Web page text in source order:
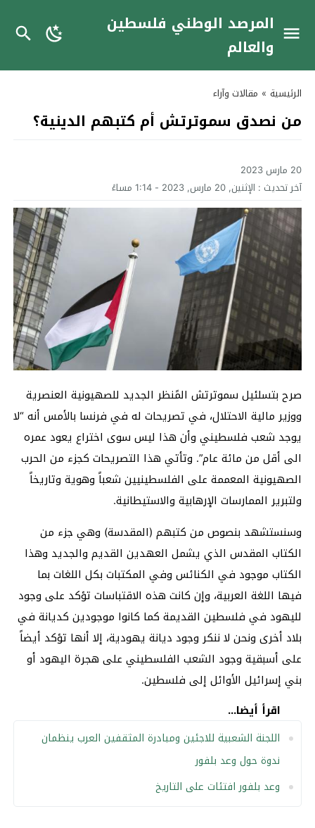
المرصد الوطني فلسطين
والعالم
الرئيسية » مقالات وآراء
من نصدق سموترتش أم كتبهم الدينية؟
20 مارس 2023
آخر تحديث : الإثنين, 20 مارس, 2023 - 1:14 مساءً
صرح بتسلئيل سموترتش المًنظر الجديد للصهيونية العنصرية
ووزير مالية الاحتلال، في تصريحات له في فرنسا بالأمس أنه “لا
يوجد شعب فلسطيني وأن هذا ليس سوى اختراع يعود عمره
الى أقل من مائة عام”. وتأتي هذا التصريحات كجزء من الحرب
الصهيونية المعممة على الفلسطينيين شعباً وهوية وتاريخاً
ولتبرير الممارسات الإرهابية والاستيطانية.
وسنستشهد بنصوص من كتبهم (المقدسة) وهي جزء من
الكتاب المقدس الذي يشمل العهدين القديم والجديد وهذا
الكتاب موجود في الكنائس وفي المكتبات بكل اللغات بما
فيها اللغة العربية، وإن كانت هذه الاقتباسات تؤكد على وجود
لليهود في فلسطين القديمة كما كانوا موجودين كديانة في
بلاد أخرى ونحن لا ننكر وجود ديانة يهودية، إلا أنها تؤكد أيضاً
على أسبقية وجود الشعب الفلسطيني على هجرة اليهود أو
بني إسرائيل الأوائل إلى فلسطين.
اقرأ أيضا...
اللجنة الشعبية للاجئين ومبادرة المثقفين العرب ينظمان
ندوة حول وعد بلفور
وعد بلفور افتئات على التاريخ